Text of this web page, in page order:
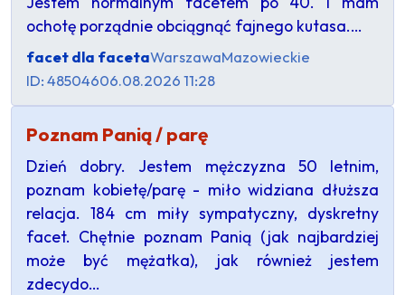
ochotę porządnie obciągnąć fajnego kutasa.…
facet dla facetaWarszawaMazowieckie
ID: 48504606.08.2026 11:28
Poznam Panią / parę
Dzień dobry. Jestem mężczyzna 50 letnim,
poznam kobietę/parę - miło widziana dłuższa
relacja. 184 cm miły sympatyczny, dyskretny
facet. Chętnie poznam Panią (jak najbardziej
może być mężatka), jak również jestem
zdecydo…